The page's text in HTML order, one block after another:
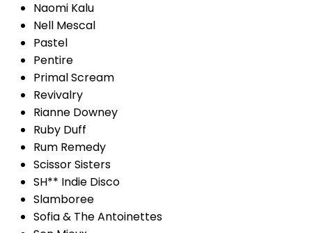
Naomi Kalu
Nell Mescal
Pastel
Pentire
Primal Scream
Revivalry
Rianne Downey
Ruby Duff
Rum Remedy
Scissor Sisters
SH** Indie Disco
Slamboree
Sofia & The Antoinettes